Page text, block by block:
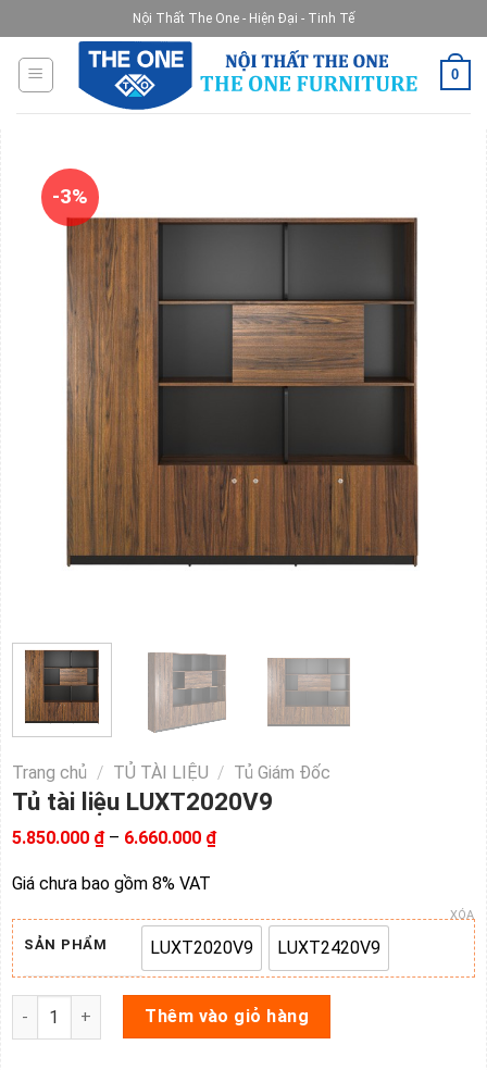
to
content
Nội Thất The One - Hiện Đại - Tinh Tế
0
-3%
Trang chủ / TỦ TÀI LIỆU / Tủ Giám Đốc
Tủ tài liệu LUXT2020V9
5.850.000 ₫ – 6.660.000 ₫Khoảng
6.660.000 ₫
Giá chưa bao gồm 8% VAT
SẢN PHẨM LUXT2020V9
LUXT2020V9LUXT2420V9
LUXT2420V9
XÓA
Tủ tài liệu LUXT2020V9 số lượng
Thêm vào giỏ hàng